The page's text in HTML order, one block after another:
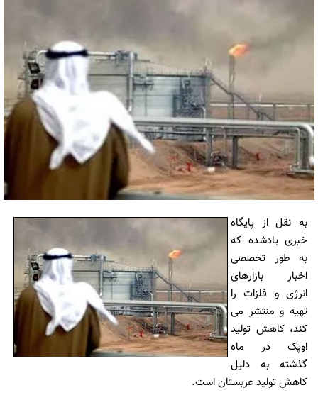
به نقل از پایگاه
خبری یادشده که
به طور تخصصی
اخبار بازارهای
انرژی و فلزات را
تهیه و منتشر می
کند، کاهش تولید
اوپک در ماه
گذشته به دلیل
کاهش تولید عربستان است.